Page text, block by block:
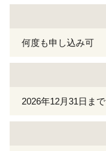
何度も申し込み可
2026年12月31日まで